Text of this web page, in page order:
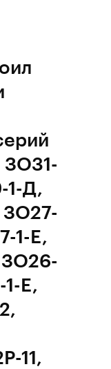
1-Д,
1-Е,
Е,
11,